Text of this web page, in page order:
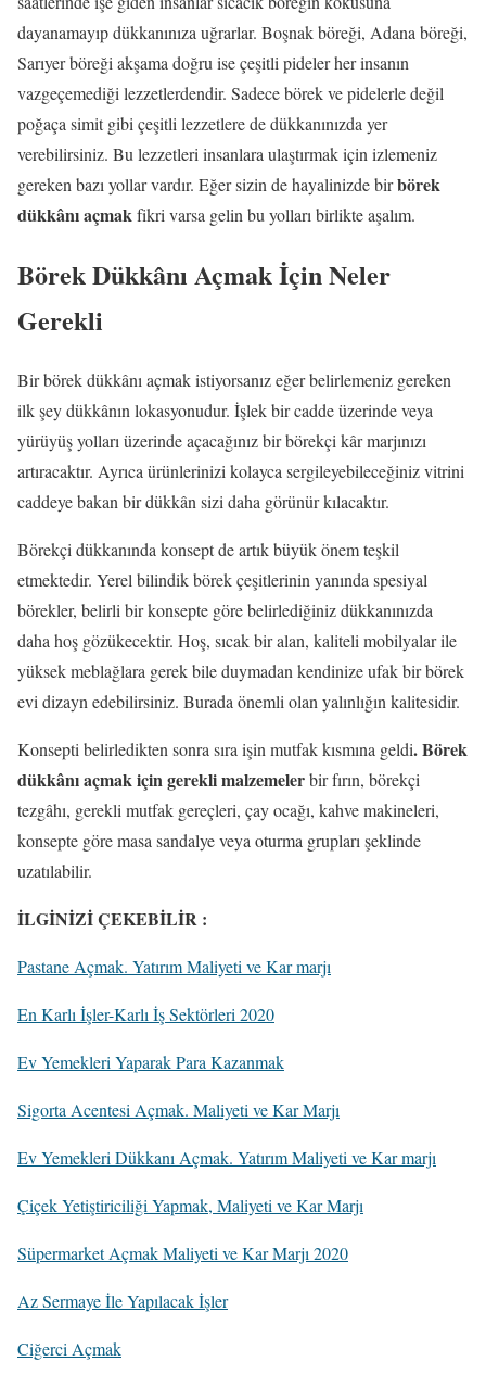
dayanamayıp dükkanınıza uğrarlar. Boşnak böreği, Adana böreği,
Sarıyer böreği akşama doğru ise çeşitli pideler her insanın
vazgeçemediği lezzetlerdendir. Sadece börek ve pidelerle değil
poğaça simit gibi çeşitli lezzetlere de dükkanınızda yer
verebilirsiniz. Bu lezzetleri insanlara ulaştırmak için izlemeniz
gereken bazı yollar vardır. Eğer sizin de hayalinizde birbörek
dükkânı açmakfikri varsa gelin bu yolları birlikte aşalım.
Börek Dükkânı Açmak İçin Neler
Gerekli
Bir börek dükkânı açmak istiyorsanız eğer belirlemeniz gereken
ilk şey dükkânın lokasyonudur. İşlek bir cadde üzerinde veya
yürüyüş yolları üzerinde açacağınız bir börekçi kâr marjınızı
artıracaktır. Ayrıca ürünlerinizi kolayca sergileyebileceğiniz vitrini
caddeye bakan bir dükkân sizi daha görünür kılacaktır.
Börekçi dükkanında konsept de artık büyük önem teşkil
etmektedir. Yerel bilindik börek çeşitlerinin yanında spesiyal
börekler, belirli bir konsepte göre belirlediğiniz dükkanınızda
daha hoş gözükecektir. Hoş, sıcak bir alan, kaliteli mobilyalar ile
yüksek meblağlara gerek bile duymadan kendinize ufak bir börek
evi dizayn edebilirsiniz. Burada önemli olan yalınlığın kalitesidir.
Konsepti belirledikten sonra sıra işin mutfak kısmına geldi. Börek
dükkânı açmak için gerekli malzemelerbir fırın, börekçi
tezgâhı, gerekli mutfak gereçleri, çay ocağı, kahve makineleri,
konsepte göre masa sandalye veya oturma grupları şeklinde
uzatılabilir.
İLGİNİZİ ÇEKEBİLİR :
Pastane Açmak. Yatırım Maliyeti ve Kar marjı
En Karlı İşler-Karlı İş Sektörleri 2020
Ev Yemekleri Yaparak Para Kazanmak
Sigorta Acentesi Açmak. Maliyeti ve Kar Marjı
Ev Yemekleri Dükkanı Açmak. Yatırım Maliyeti ve Kar marjı
Çiçek Yetiştiriciliği Yapmak, Maliyeti ve Kar Marjı
Süpermarket Açmak Maliyeti ve Kar Marjı 2020
Az Sermaye İle Yapılacak İşler
Ciğerci Açmak